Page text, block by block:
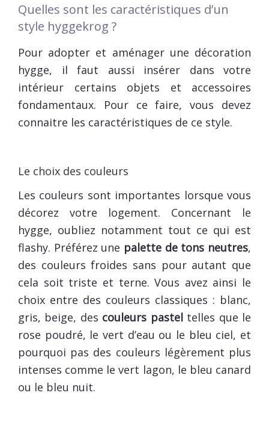
Quelles sont les caractéristiques d’un
style hyggekrog ?
Pour adopter et aménager une décoration
hygge, il faut aussi insérer dans votre
intérieur certains objets et accessoires
fondamentaux. Pour ce faire, vous devez
connaitre les caractéristiques de ce style.
Le choix des couleurs
Les couleurs sont importantes lorsque vous
décorez votre logement. Concernant le
hygge, oubliez notamment tout ce qui est
flashy. Préférez une palette de tons neutres,
des couleurs froides sans pour autant que
cela soit triste et terne. Vous avez ainsi le
choix entre des couleurs classiques : blanc,
gris, beige, des couleurs pasteltelles que le
rose poudré, le vert d’eau ou le bleu ciel, et
pourquoi pas des couleurs légèrement plus
intenses comme le vert lagon, le bleu canard
ou le bleu nuit.